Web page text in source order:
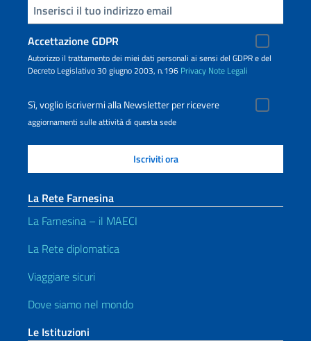
Inserisci la tua email
Accettazione GDPR
Autorizzo il trattamento dei miei dati personali ai sensi del GDPR e del
Decreto Legislativo 30 giugno 2003, n.196 Privacy Note Legali
Sì, voglio iscrivermi alla Newsletter per ricevere
aggiornamenti sulle attività di questa sede
La Rete Farnesina
La Farnesina – il MAECI
La Rete diplomatica
Viaggiare sicuri
Dove siamo nel mondo
Le Istituzioni